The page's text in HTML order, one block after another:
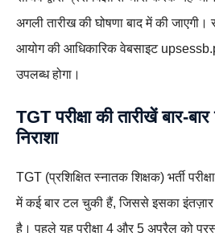
अगली तारीख की घोषणा बाद में की जाएगी।
आयोग की आधिकारिक वेबसाइट
उपलब्ध होगा।
TGT परीक्षा की तारीखें बार-
निराशा
TGT (प्रशिक्षित स्नातक शिक्षक) भर्ती
में कई बार टल चुकी हैं, जिससे इसका इंतज़ार
है। पहले यह परीक्षा 4 और 5 अप्रैल को